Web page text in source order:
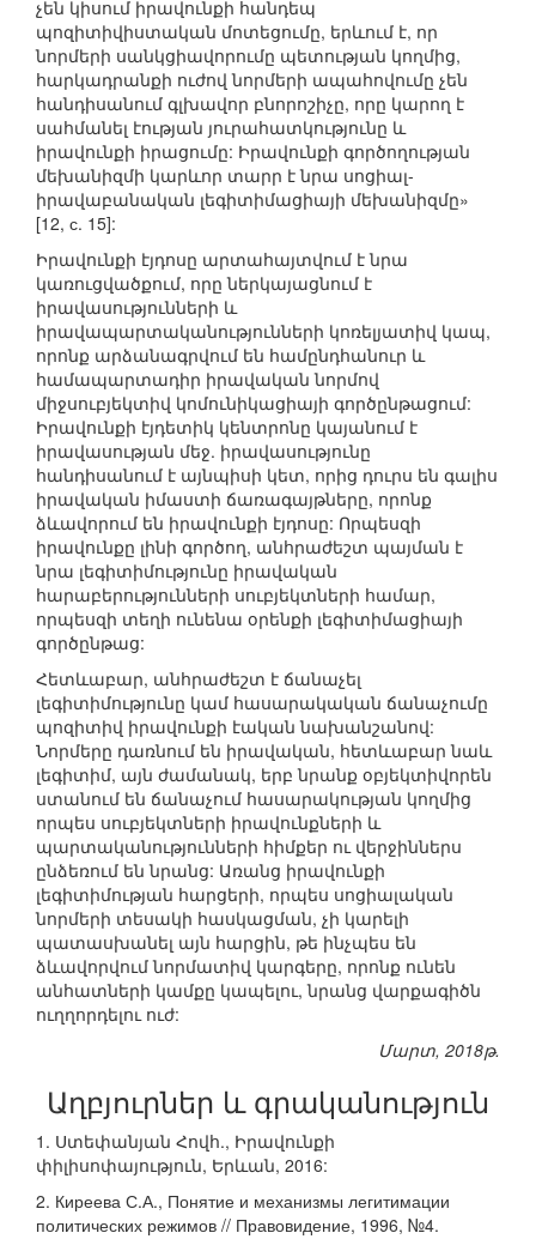
չեն կիսում իրավունքի հանդեպ
պոզիտիվիստական մոտեցումը, երևում է, որ
նորմերի սանկցիավորումը պետության կողմից,
հարկադրանքի ուժով նորմերի ապահովումը չեն
հանդիսանում գլխավոր բնորոշիչը, որը կարող է
սահմանել էության յուրահատկությունը և
իրավունքի իրացումը: Իրավունքի գործողության
մեխանիզմի կարևոր տարր է նրա սոցիալ-
իրավաբանական լեգիտիմացիայի մեխանիզմը»
[12, с. 15]:
Իրավունքի էյդոսը արտահայտվում է նրա
կառուցվածքում, որը ներկայացնում է
իրավասությունների և
իրավապարտականությունների կոռելյատիվ կապ,
որոնք արձանագրվում են համընդհանուր և
համապարտադիր իրավական նորմով
միջսուբյեկտիվ կոմունիկացիայի գործընթացում:
Իրավունքի էյդետիկ կենտրոնը կայանում է
իրավասության մեջ. իրավասությունը
հանդիսանում է այնպիսի կետ, որից դուրս են գալիս
իրավական իմաստի ճառագայթները, որոնք
ձևավորում են իրավունքի էյդոսը: Որպեսզի
իրավունքը լինի գործող, անհրաժեշտ պայման է
նրա լեգիտիմությունը իրավական
հարաբերությունների սուբյեկտների համար,
որպեսզի տեղի ունենա օրենքի լեգիտիմացիայի
գործընթաց:
Հետևաբար, անհրաժեշտ է ճանաչել
լեգիտիմությունը կամ հասարակական ճանաչումը
պոզիտիվ իրավունքի էական նախանշանով:
Նորմերը դառնում են իրավական, հետևաբար նաև
լեգիտիմ, այն ժամանակ, երբ նրանք օբյեկտիվորեն
ստանում են ճանաչում հասարակության կողմից
որպես սուբյեկտների իրավունքների և
պարտականությունների հիմքեր ու վերջիններս
ընձեռում են նրանց: Առանց իրավունքի
լեգիտիմության հարցերի, որպես սոցիալական
նորմերի տեսակի հասկացման, չի կարելի
պատասխանել այն հարցին, թե ինչպես են
ձևավորվում նորմատիվ կարգերը, որոնք ունեն
անհատների կամքը կապելու, նրանց վարքագիծն
ուղղորդելու ուժ:
Մարտ, 2018թ.
Աղբյուրներ և գրականություն
1. Ստեփանյան Հովհ., Իրավունքի
փիլիսոփայություն, Երևան, 2016:
2. Киреева С.А., Понятие и механизмы легитимации
политических режимов // Правовидение, 1996, №4.